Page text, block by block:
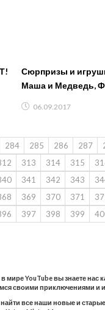
Сюрпризы и
Маша и Медведь,
06.09.2017
284 285 286 287
313 314 315
341 342 343
369 370 371
397 398 399
мире YouTube вы знаете
своими приключениями и
все наши новые и